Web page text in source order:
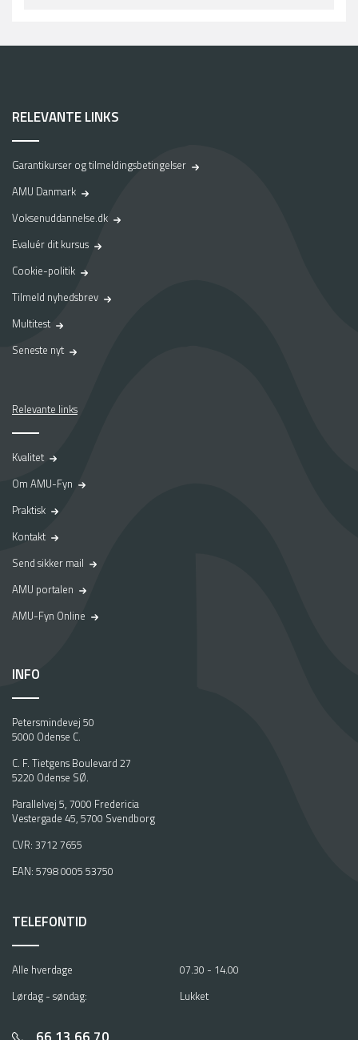
RELEVANTE LINKS
Garantikurser og tilmeldingsbetingelser
AMU Danmark
Voksenuddannelse.dk
Evaluér dit kursus
Cookie-politik
Tilmeld nyhedsbrev
Multitest
Seneste nyt
Relevante links
Kvalitet
Om AMU-Fyn
Praktisk
Kontakt
Send sikker mail
AMU portalen
AMU-Fyn Online
INFO
Petersmindevej 50
5000 Odense C.
C. F. Tietgens Boulevard 27
5220 Odense SØ.
Parallelvej 5, 7000 Fredericia
Vestergade 45, 5700 Svendborg
CVR: 3712 7655
EAN: 5798 0005 53750
TELEFONTID
Alle hverdage
07.30 - 14.00
Lørdag - søndag:
Lukket